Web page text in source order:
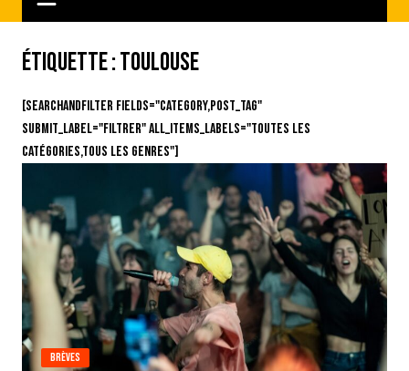
Étiquette :Toulouse
[searchandfilter fields="category,post_tag"
submit_label="Filtrer" all_items_labels="Toutes les
catégories,Tous les genres"]
Brèves